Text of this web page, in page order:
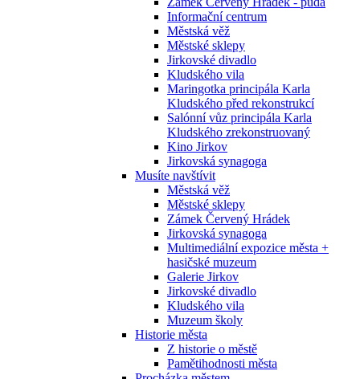
Informační centrum
Městská věž
Městské sklepy
Jirkovské divadlo
Kludského vila
Maringotka principála Karla
Kludského před rekonstrukcí
Salónní vůz principála Karla
Kludského zrekonstruovaný
Kino Jirkov
Jirkovská synagoga
Musíte navštívit
Městská věž
Městské sklepy
Zámek Červený Hrádek
Jirkovská synagoga
Multimediální expozice města +
hasičské muzeum
Galerie Jirkov
Jirkovské divadlo
Kludského vila
Muzeum školy
Historie města
Z historie o městě
Pamětihodnosti města